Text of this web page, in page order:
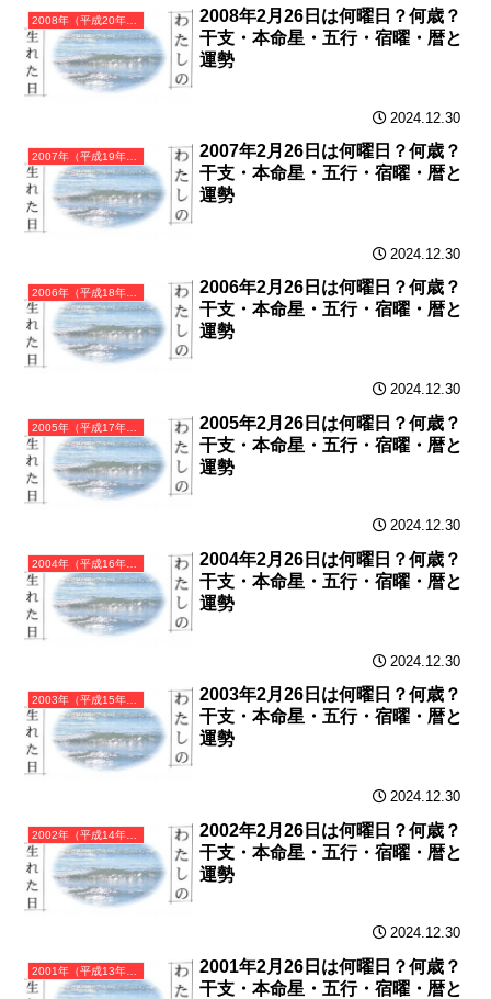
2008年（平成20年）戊子（つちのえね）・子年（ねずみ年）カレンダー（月曜はじまり）
2008年2月26日は何曜日？何歳？
干支・本命星・五行・宿曜・暦と
運勢
2024.12.30
2007年（平成19年）丁亥（ひのとい）・亥年（いのしし年）カレンダー（月曜はじまり）
2007年2月26日は何曜日？何歳？
干支・本命星・五行・宿曜・暦と
運勢
2024.12.30
2006年（平成18年）丙戌（ひのえいぬ）・戌年（いぬ年）カレンダー（月曜はじまり）
2006年2月26日は何曜日？何歳？
干支・本命星・五行・宿曜・暦と
運勢
2024.12.30
2005年（平成17年）乙酉（きのととり）・酉年（とり年）カレンダー（月曜はじまり）
2005年2月26日は何曜日？何歳？
干支・本命星・五行・宿曜・暦と
運勢
2024.12.30
2004年（平成16年）甲申（きのえさる）・申年（さる年）カレンダー（月曜はじまり）
2004年2月26日は何曜日？何歳？
干支・本命星・五行・宿曜・暦と
運勢
2024.12.30
2003年（平成15年）癸未（みずのとひつじ）・未年（ひつじ年）カレンダー（月曜はじまり）
2003年2月26日は何曜日？何歳？
干支・本命星・五行・宿曜・暦と
運勢
2024.12.30
2002年（平成14年）壬午（みずのえうま）・午年（うま年）カレンダー（月曜はじまり）
2002年2月26日は何曜日？何歳？
干支・本命星・五行・宿曜・暦と
運勢
2024.12.30
2001年（平成13年）辛巳（かのとみ）・巳年（へび年）カレンダー（月曜はじまり）
2001年2月26日は何曜日？何歳？
干支・本命星・五行・宿曜・暦と